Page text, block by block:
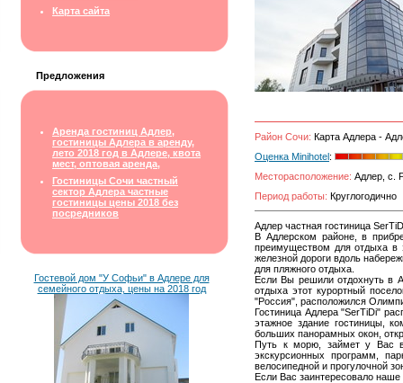
Карта сайта
Предложения
Аренда гостиниц Адлер,
гостиницы Адлера в аренду,
лето 2018 год в Адлере, квота
мест, оптовая аренда,
Гостиницы Сочи частный
сектор Адлера частные
гостиницы цены 2018 без
посредников
Гостевой дом "У Софьи" в Адлере для
семейного отдыха, цены на 2018 год
Район Сочи: Карта Адлера -
Оценка Minihotel:
Месторасположение: Адлер, с.
Период работы: Круглогодично
Адлер частная гостиница
В Адлерском районе, в
преимуществом для отдыха в
железной дороги вдоль
для пляжного отдыха.
Если Вы решили отдохнуть в
отдыха этот курортный
"Россия", расположился
Гостиница Адлера "SerTiDi"
этажное здание гостиницы,
больших панорамных окон,
Путь к морю, займет у Вас
экскурсионных программ,
велосипедной и прогулочной
Если Вас заинтересовало